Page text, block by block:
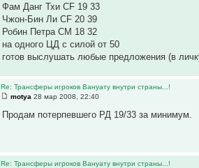
Фам Данг Тхи CF 19 33
Чжон-Бин Ли CF 20 39
Робин Петра CM 18 32
на одного ЦД с силой от 50
готов выслушать любые предложения (в
Re: Трансферы игроков Вануату внутри страны...!
motya 28 мар 2008, 22:40
Продам потерпевшего РД 19/33 за минимум.
Re: Трансферы игроков Вануату внутри страны...!